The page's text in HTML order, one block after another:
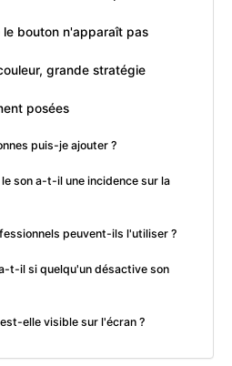
le bouton n'apparaît pas
grande stratégie
posées
puis-je ajouter ?
son a-t-il une incidence sur la
peuvent-ils l'utiliser ?
t-il si quelqu'un désactive son
elle visible sur l'écran ?